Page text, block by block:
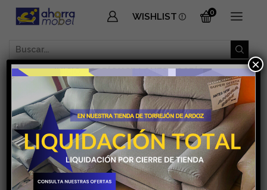
WISHLIST 0
INPUT
INICIO SOFÁS Y SILLONES SOFÁS ×